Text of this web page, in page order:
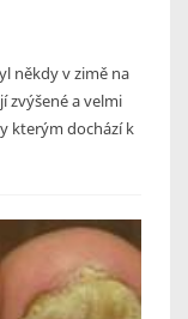
někdy v zimě na
zvýšené a velmi
kterým dochází k